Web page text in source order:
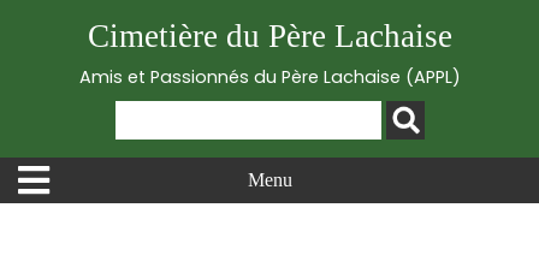
Cimetière du Père Lachaise
Amis et Passionnés du Père Lachaise (APPL)
Menu